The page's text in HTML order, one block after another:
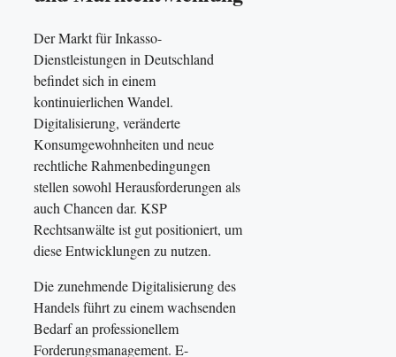
Der Markt für Inkasso-
Dienstleistungen in Deutschland
befindet sich in einem
kontinuierlichen Wandel.
Digitalisierung, veränderte
Konsumgewohnheiten und neue
rechtliche Rahmenbedingungen
stellen sowohl Herausforderungen als
auch Chancen dar. KSP
Rechtsanwälte ist gut positioniert, um
diese Entwicklungen zu nutzen.
Die zunehmende Digitalisierung des
Handels führt zu einem wachsenden
Bedarf an professionellem
Forderungsmanagement. E-